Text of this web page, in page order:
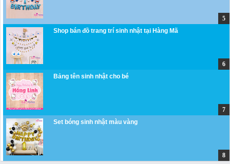
Shop bán đồ trang trí sinh nhật tại Hàng Mã
Bảng tên sinh nhật cho bé
Set bóng sinh nhật màu vàng